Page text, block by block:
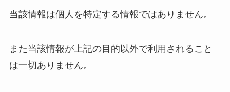
当該情報は個人を特定する情報ではありません。
また当該情報が上記の目的以外で利用されること
は一切ありません。